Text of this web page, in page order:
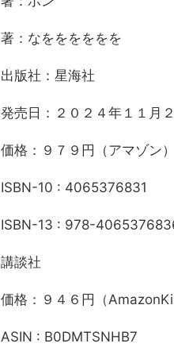
著：なをををををを
出版社：星海社
発売日：２０２４年１１月
価格：９７９円（アマゾン）
ISBN-10 : 4065376831
ISBN-13 : 978-
講談社
価格：９４６円（
ASIN : B0DMTSNHB7